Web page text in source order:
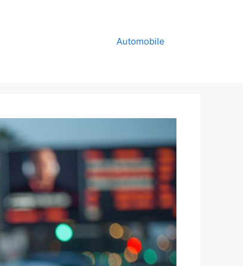
Automobile